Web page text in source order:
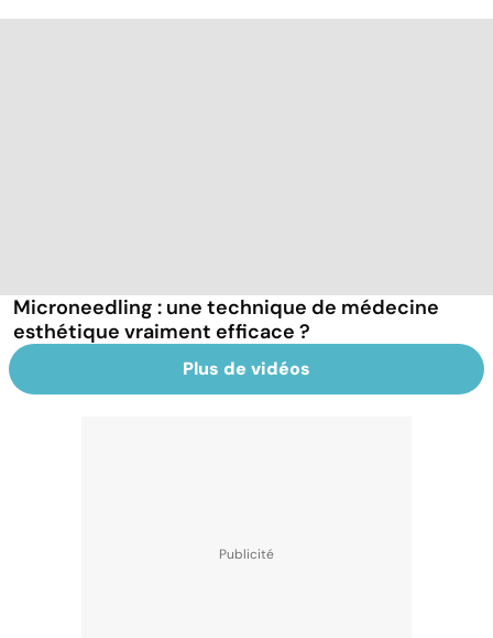
Microneedling : une technique de médecine
esthétique vraiment efficace ?
Plus de vidéos